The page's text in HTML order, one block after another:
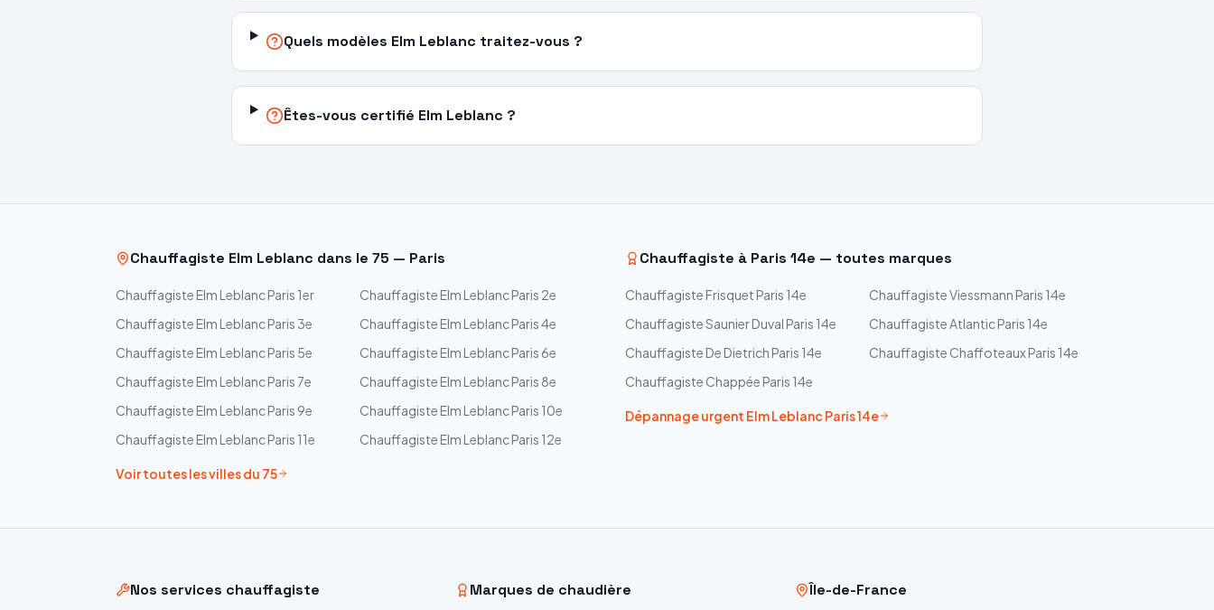
Quels modèles Elm Leblanc traitez-vous ?
Êtes-vous certifié Elm Leblanc ?
Chauffagiste Elm Leblanc dans le 75 — Paris
Chauffagiste Elm LeblancParis 1er Chauffagiste Elm LeblancParis 2e
Chauffagiste Elm LeblancParis 3e Chauffagiste Elm LeblancParis 4e
Chauffagiste Elm LeblancParis 5e Chauffagiste Elm LeblancParis 6e
Chauffagiste Elm LeblancParis 7e Chauffagiste Elm LeblancParis 8e
Chauffagiste Elm LeblancParis 9e Chauffagiste Elm LeblancParis 10e
Chauffagiste Elm LeblancParis 11e Chauffagiste Elm LeblancParis 12e
Voir toutes les villes du 75
Chauffagiste à Paris 14e — toutes marques
Chauffagiste Frisquet Paris 14e ChauffagisteViessmann Paris 14e
ChauffagisteSaunier Duval Paris 14e ChauffagisteAtlanticParis 14e
Chauffagiste De Dietrich Paris 14e Chauffagiste ChaffoteauxParis 14e
Chauffagiste Chappée Paris 14e
Dépannage urgent Elm Leblanc Paris 14e
Nos services chauffagiste Marques de chaudière Île-de-France